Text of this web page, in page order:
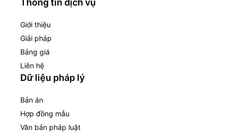
Thông tin dịch vụ
Giới thiệu
Giải pháp
Bảng giá
Liên hệ
Dữ liệu pháp lý
Bản án
Hợp đồng mẫu
Văn bản pháp luật